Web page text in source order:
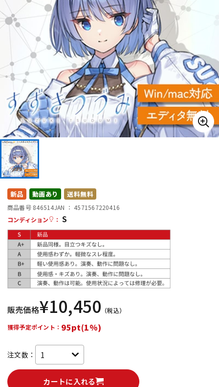
キーボード 電子ピアノ
管楽器 その他楽器
アンプ エフェクター
DJ機器 DTM
配信/ライブ機器
新品 動画あり 送料無料
商品番号 846514JAN ： 4571567220416
コンディション
： S
販売価格¥10,450 （税込）
獲得予定ポイント： 95pt(1%)
注文数：
カートに入れる